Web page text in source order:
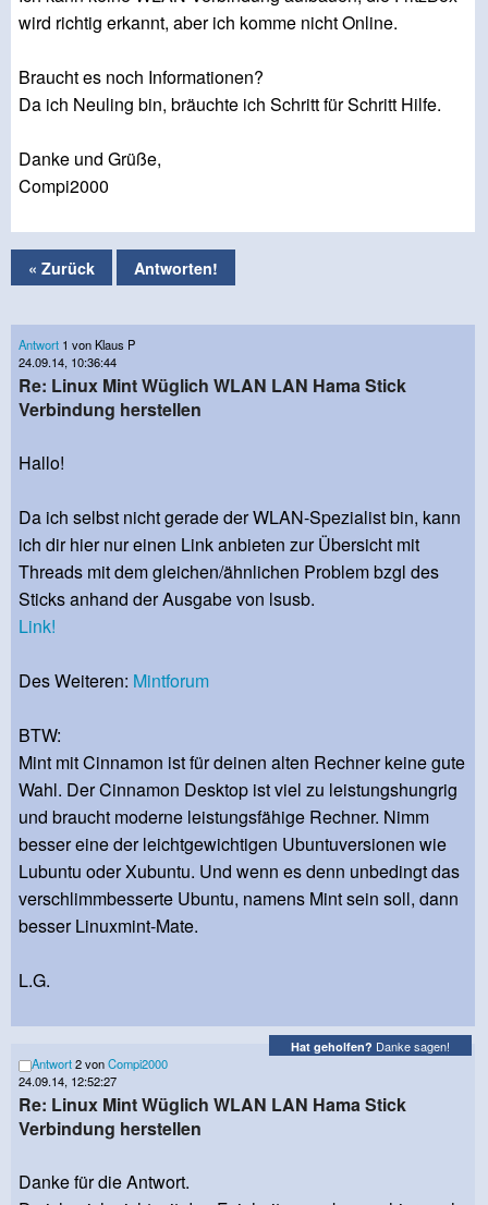
wird richtig erkannt, aber ich komme nicht Online.
Braucht es noch Informationen?
Da ich Neuling bin, bräuchte ich Schritt für Schritt Hilfe.
Danke und Grüße,
Compi2000
« Zurück Antworten!
Antwort 1 von Klaus P
24.09.14, 10:36:44
Re: Linux Mint Wüglich WLAN LAN Hama Stick
Verbindung herstellen
Hallo!
Da ich selbst nicht gerade der WLAN-Spezialist bin, kann
ich dir hier nur einen Link anbieten zur Übersicht mit
Threads mit dem gleichen/ähnlichen Problem bzgl des
Sticks anhand der Ausgabe von lsusb.
Link!
Des Weiteren: Mintforum
BTW:
Mint mit Cinnamon ist für deinen alten Rechner keine gute
Wahl. Der Cinnamon Desktop ist viel zu leistungshungrig
und braucht moderne leistungsfähige Rechner. Nimm
besser eine der leichtgewichtigen Ubuntuversionen wie
Lubuntu oder Xubuntu. Und wenn es denn unbedingt das
verschlimmbesserte Ubuntu, namens Mint sein soll, dann
besser Linuxmint-Mate.
L.G.
Hat geholfen? Danke sagen!
Antwort2 vonCompi2000
24.09.14, 12:52:27
Re: Linux Mint Wüglich WLAN LAN Hama Stick
Verbindung herstellen
Danke für die Antwort.